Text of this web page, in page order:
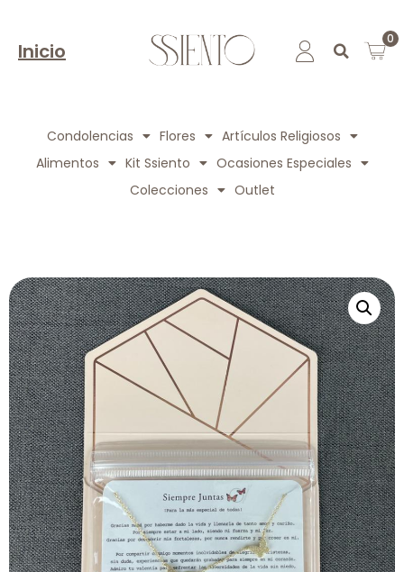
Inicio
0
Condolencias Flores
Artículos Religiosos
Alimentos
Kit Ssiento
Ocasiones Especiales
Colecciones
Outlet